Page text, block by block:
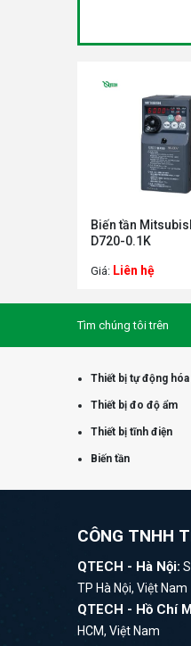
Biến tần
D720-0.1K
Giá: Liên hệ
Tìm chúng tôi trên
Thiết bị tự động hóa
Thiết bị đo độ ẩm
Thiết bị tĩnh điện
Biến tần
CÔNG TNHH
QTECH - Hà Nội:
TP Hà Nội, Việt Nam
QTECH - Hồ Chí
HCM, Việt Nam